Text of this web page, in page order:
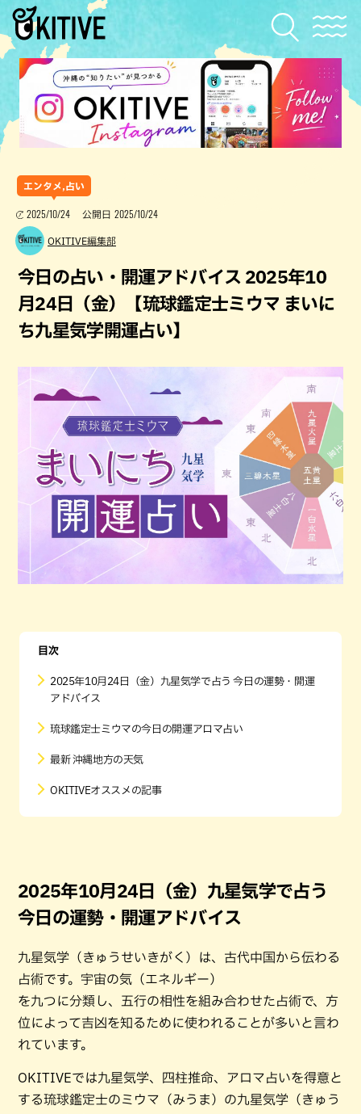
エンタメ,占い
2025/10/24 公開日 2025/10/24
OKITIVE編集部
今日の占い・開運アドバイス 2025年10
月24日（金）【琉球鑑定士ミウマ まいに
ち九星気学開運占い】
目次
2025年10月24日（金）九星気学で占う 今日の運勢・開運
アドバイス
琉球鑑定士ミウマの今日の開運アロマ占い
最新 沖縄地方の天気
OKITIVEオススメの記事
2025年10月24日（金）九星気学で占う
今日の運勢・開運アドバイス
九星気学（きゅうせいきがく）は、古代中国から伝わる
占術です。宇宙の気（エネルギー）
を九つに分類し、五行の相性を組み合わせた占術で、方
位によって吉凶を知るために使われることが多いと言わ
れています。
OKITIVEでは九星気学、四柱推命、アロマ占いを得意と
する琉球鑑定士のミウマ（みうま）の九星気学（きゅう